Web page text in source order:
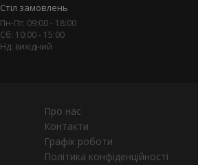
Стіл замовлень
Пн-Пт: 09:00 - 18:00
Сб: 10:00 - 15:00
Нд: вихідний
Про нас
Контакти
Графік роботи
Політика конфіденційності